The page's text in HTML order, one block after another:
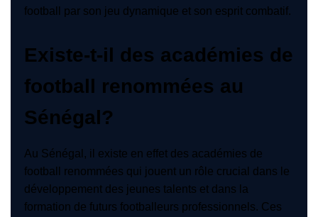
football par son jeu dynamique et son esprit combatif.
Existe-t-il des académies de
football renommées au
Sénégal?
Au Sénégal, il existe en effet des académies de
football renommées qui jouent un rôle crucial dans le
développement des jeunes talents et dans la
formation de futurs footballeurs professionnels. Ces